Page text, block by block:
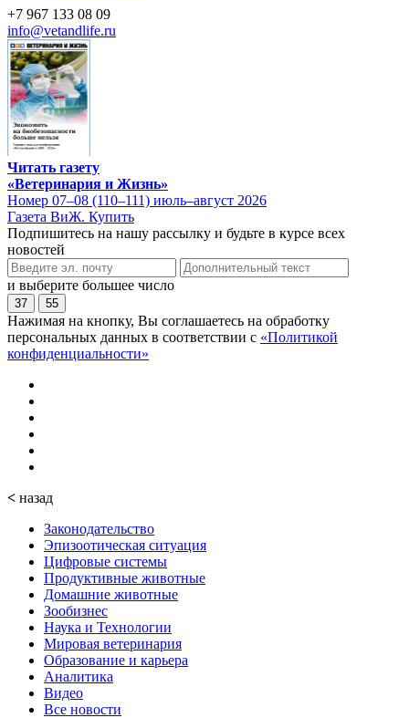
+7 967 133 08 09
info@vetandlife.ru
Читать газету
«Ветеринария и Жизнь»
Номер 07–08 (110–111) июль–август 2026
Газета ВиЖ. Купить
Подпишитесь на нашу рассылку и будьте в курсе всех
новостей
и выберите большее число
37 55
Нажимая на кнопку, Вы соглашаетесь на обработку
персональных данных в соответствии с «Политикой
конфиденциальности»
< назад
Законодательство
Эпизоотическая ситуация
Цифровые системы
Продуктивные животные
Домашние животные
Зообизнес
Наука и Технологии
Мировая ветеринария
Образование и карьера
Аналитика
Видео
Все новости